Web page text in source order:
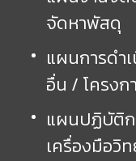
จัดหาพัสดุ
แผนการดำ
อื่น / โครงก
แผนปฏิบัติก
เครื่องมือวิ